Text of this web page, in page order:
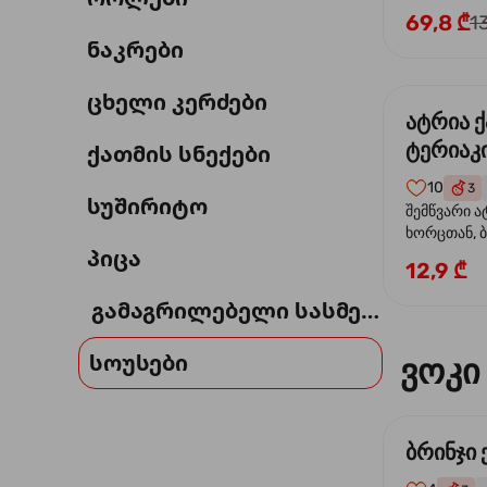
ნაკრები
ცხელი კერძები
ქათმის სნექები
სუშირიტო
პიცა
გამაგრილებელი სასმელი
სოუსები
69,8 ₾
ატრია
10 3
შემწვარი
ხორცთან,
და
12,9 ₾
ვოკი
ბრინჯი